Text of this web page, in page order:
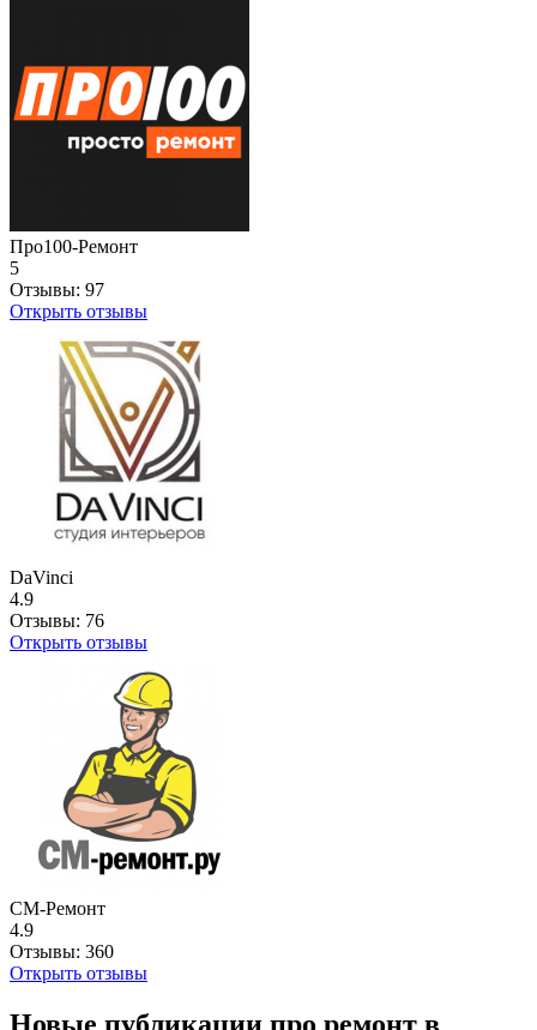
Про100-Ремонт
5
Отзывы: 97
Открыть отзывы
DaVinci
4.9
Отзывы: 76
Открыть отзывы
СМ-Ремонт
4.9
Отзывы: 360
Открыть отзывы
Новые публикации про ремонт в